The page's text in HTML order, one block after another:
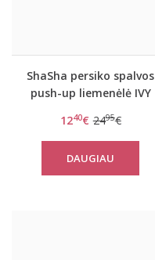
ShaSha persiko spalvos
push-up liemenėlė IVY
1240€ 2495€
DAUGIAU